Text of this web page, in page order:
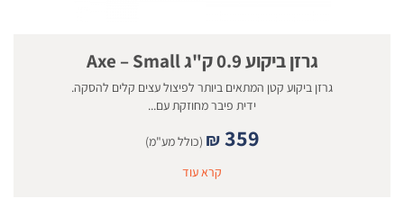
גרזן ביקוע 0.9 ק"ג Axe – Small
גרזן ביקוע קטן המתאים ביותר לפיצול עצים קלים להסקה.
ידית פיבר מחוזקת עם...
₪ 359
(כולל מע"מ)
קרא עוד